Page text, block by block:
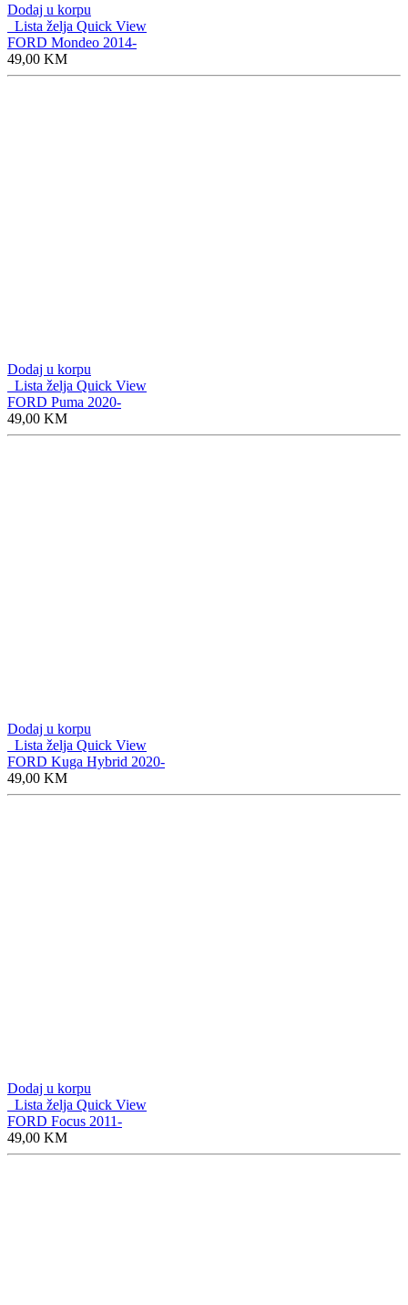
Dodaj u korpu
Lista želja Quick View
FORD Mondeo 2014-
49,00 KM
Dodaj u korpu
Lista želja Quick View
FORD Puma 2020-
49,00 KM
Dodaj u korpu
Lista želja Quick View
FORD Kuga Hybrid 2020-
49,00 KM
Dodaj u korpu
Lista želja Quick View
FORD Focus 2011-
49,00 KM